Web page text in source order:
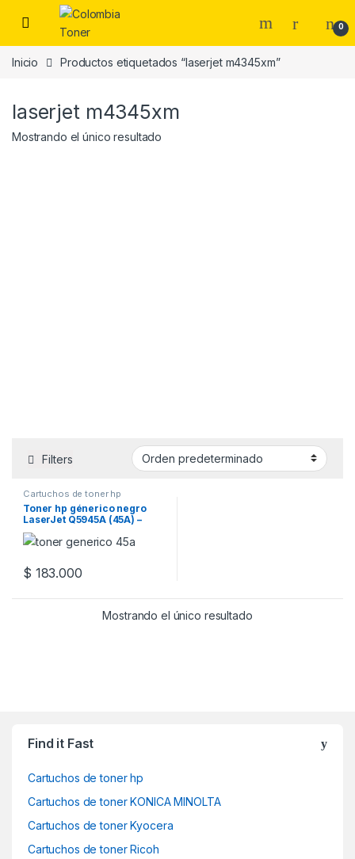
Skip to navigation
Skip to content
0
Inicio Productos etiquetados “laserjet m4345xm”
laserjet m4345xm
Mostrando el único resultado
Filters
Cartuchos de toner hp
Toner hp génerico negro
LaserJet Q5945A (45A) –
Q1338A (38A) – Q5942X (42X)
$ 183.000
Mostrando el único resultado
Find it Fast
Cartuchos de toner hp
Cartuchos de toner KONICA MINOLTA
Cartuchos de toner Kyocera
Cartuchos de toner Ricoh